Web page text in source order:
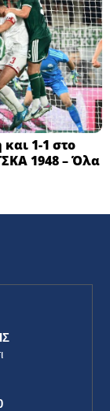
1-1 στο
1948 – Όλα